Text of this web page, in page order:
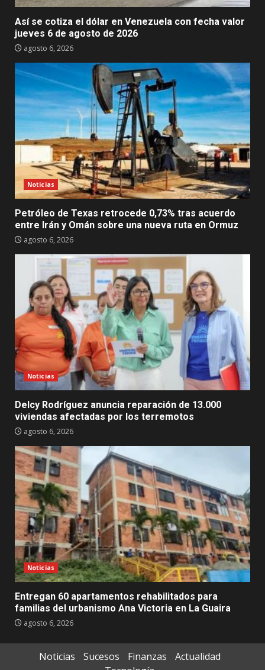
Así se cotiza el dólar en Venezuela con fecha valor
jueves 6 de agosto de 2026
agosto 6, 2026
Noticias
Petróleo de Texas retrocede 0,73% tras acuerdo
entre Irán y Omán sobre una nueva ruta en Ormuz
agosto 6, 2026
Noticias
Delcy Rodríguez anuncia reparación de 13.000
viviendas afectadas por los terremotos
agosto 6, 2026
Noticias
Entregan 60 apartamentos rehabilitados para
familias del urbanismo Ana Victoria en La Guaira
agosto 6, 2026
Noticias Sucesos Finanzas
Actualidad